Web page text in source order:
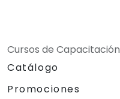
Cursos de Capacitación
Catálogo
Promociones